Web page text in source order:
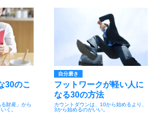
30のこ
財産」から
く。
自分磨き
フットワークが軽い人に
なる30の方法
カウントダウンは、10から始めるより、
3から始めるのがいい。